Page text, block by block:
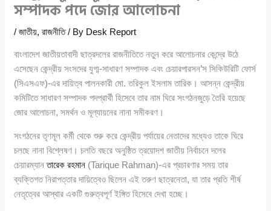
সম্পাদক পদে জোর আলোচনা
/জাতীয়,রাজনীতি/ By Desk Report
বাংলাদেশ জাতীয়তাবাদী ছাত্রদলের রাজনীতিতে নতুন করে আলোচনার কেন্দ্রে উঠে
এসেছেন কেন্দ্রীয় সংসদের যুগ্ম-সাধারণ সম্পাদক এবং চেয়ারপারসন’স সিকিউরিটি ফোর্স
(সিএসএফ)-এর দায়িত্ব পালনকারী মো. তরিকুল ইসলাম তারিক। আসন্ন কেন্দ্রীয়
কমিটিতে সাধারণ সম্পাদক পদপ্রার্থী হিসেবে তার নাম ঘিরে সংগঠনজুড়ে তৈরি হয়েছে
জোর আলোচনা, সমর্থন ও মূল্যায়নের নানা সমীকরণ।
সংগঠনের তৃণমূল কর্মী থেকে শুরু করে কেন্দ্রীয় পর্যায়ের নেতাদের মধ্যেও তাকে ঘিরে
চলছে নানা বিশ্লেষণ। চলতি বছরে অনুষ্ঠিত ত্রয়োদশ জাতীয় নির্বাচনে দলের
চেয়ারম্যানতারেক রহমান (Tarique Rahman)-এর প্রচারণার সময় তার
ব্যক্তিগত নিরাপত্তার দায়িত্বেও ছিলেন এই তরুণ ছাত্রনেতা, যা তার প্রতি শীর্ষ
নেতৃত্বের আস্থার একটি গুরুত্বপূর্ণ ইঙ্গিত হিসেবে দেখা হচ্ছে।